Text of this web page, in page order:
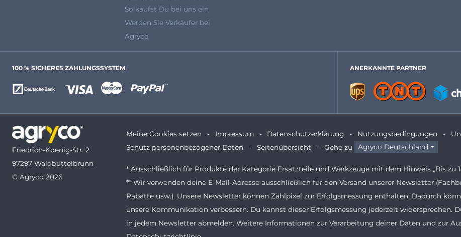
So kaufst Du bei uns ein
Werden Sie Verkäufer bei
Agryco
100 % SICHERES ZAHLUNGSSYSTEM ANERKANNTE PARTNER
Friedrich-Koenig-Str. 2
97297 Waldbüttelbrunn
© Agryco 2026
Meine Cookies setzen Impressum Datenschutzerklärung Nutzungsbedingungen
Schutz personenbezogener Daten
Seitenübersicht Gehe zu Agryco Deutschland
* Ausschließlich für Produkte der Kategorie Ersatzteile und Werkzeuge mit dem Hinweis „Bis zu
** Wir verwenden deine E-Mail-Adresse ausschließlich für den Versand unserer Newsletter
Rabatte usw.). Unsere Newsletter können Zählpixel zur Erfolgsmessung enthalten. Dadurch
unsere Kommunikation verbessern. Du kannst dieser Erfolgsmessung jederzeit widersprechen.
in jedem Newsletter abmelden. Weitere Informationen zur Verarbeitung deiner Daten und zur